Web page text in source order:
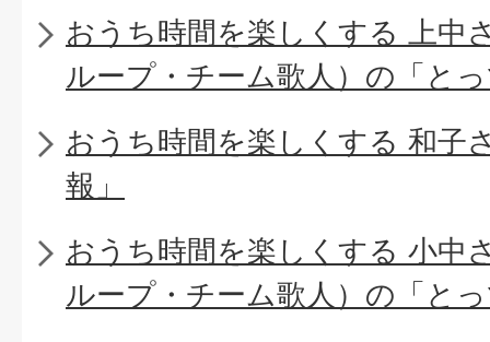
おうち時間を楽しくする 上中
ループ・チーム歌人）の「と
おうち時間を楽しくする 和子
報」
おうち時間を楽しくする 小中
ループ・チーム歌人）の「と